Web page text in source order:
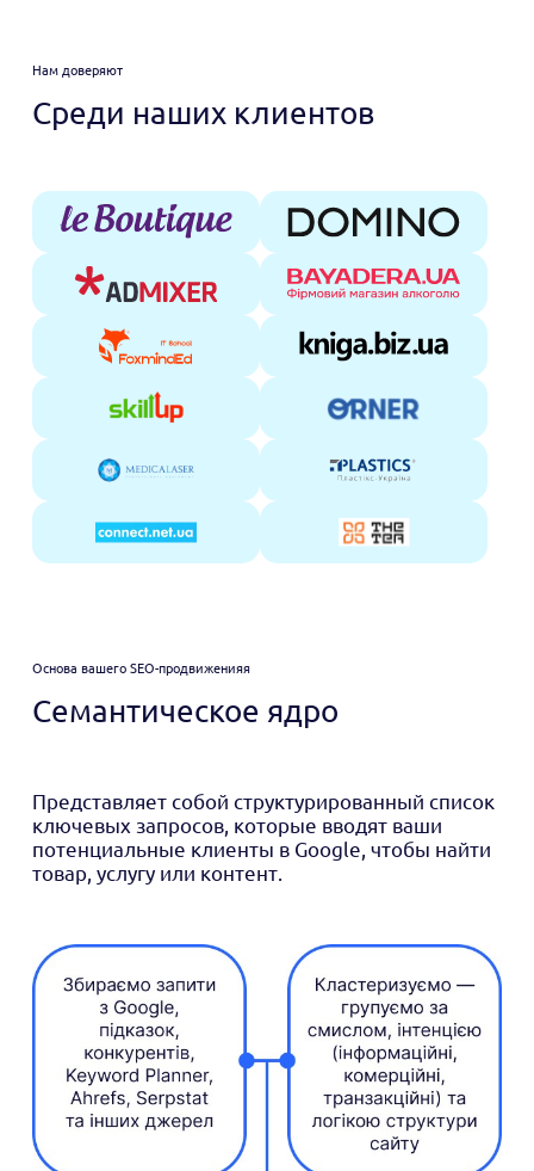
Нам доверяют
Среди наших клиентов
Основа вашего SEO-продвиженияя
Семантическое ядро
Представляет собой структурированный список
ключевых запросов, которые вводят ваши
потенциальные клиенты в Google, чтобы найти
товар, услугу или контент.